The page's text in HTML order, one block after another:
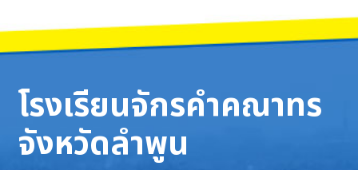
โรงเรียนจักรคำคณาทร
จังหวัดลำพูน